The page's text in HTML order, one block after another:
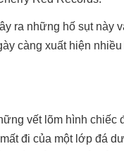
ra những hố sụt này
càng xuất hiện
vết lõm hình chiếc
đi của một lớp đá